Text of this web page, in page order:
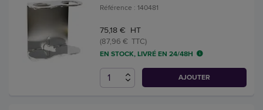
Référence : 140481
75,18 € HT
(87,96 € TTC)
EN STOCK, LIVRÉ EN 24/48H
AJOUTER